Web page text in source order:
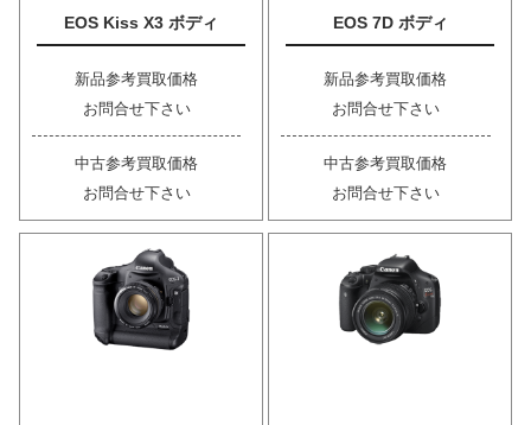
EOS Kiss X3 ボディ
新品参考買取価格
お問合せ下さい
中古参考買取価格
お問合せ下さい
EOS 7D ボディ
新品参考買取価格
お問合せ下さい
中古参考買取価格
お問合せ下さい